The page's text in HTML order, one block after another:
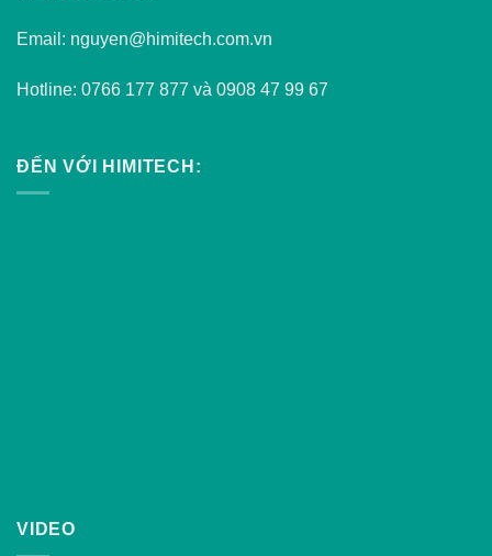
Email: nguyen@himitech.com.vn
Hotline: 0766 177 877 và 0908 47 99 67
ĐẾN VỚI HIMITECH:
VIDEO